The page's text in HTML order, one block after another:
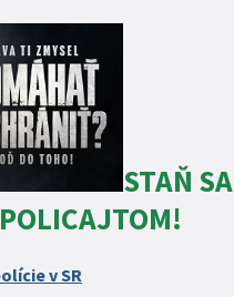
STAŇ SA
POLICAJTOM!
v SR